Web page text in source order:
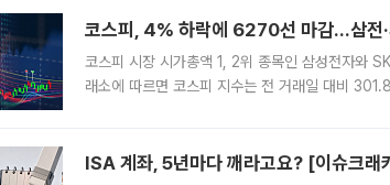
코스피, 4% 하락에 6270선 마감…삼전
코스피 시장 시가총액 1, 2위 종목인 삼성전자와
래소에 따르면 코스피 지수는 전 거래일 대비
ISA 계좌, 5년마다 깨라고요? [이슈크래